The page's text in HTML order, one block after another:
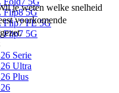
Flip8 5G
Flip7 FE 5G
Flip7 5G
Serie
Ultra
Plus
je weten welke snelheid
voorkomende